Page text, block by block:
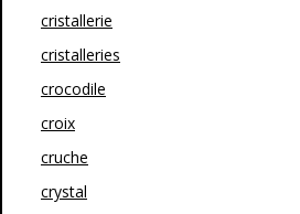
cristallerie
cristalleries
crocodile
croix
cruche
crystal